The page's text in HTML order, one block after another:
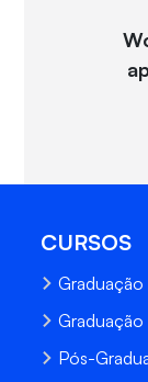
CURSOS
Graduação
Graduação
Pós-